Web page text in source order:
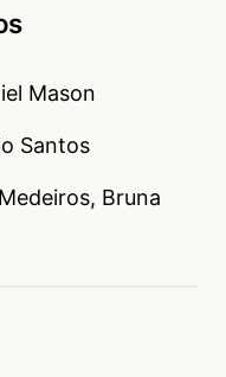
Mason
Santos
Bruna